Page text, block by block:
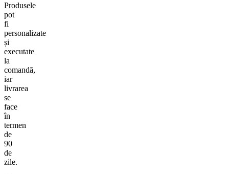
Produsele
pot
fi
personalizate
și
executate
la
comandă,
iar
livrarea
se
face
în
termen
de
90
de
zile.